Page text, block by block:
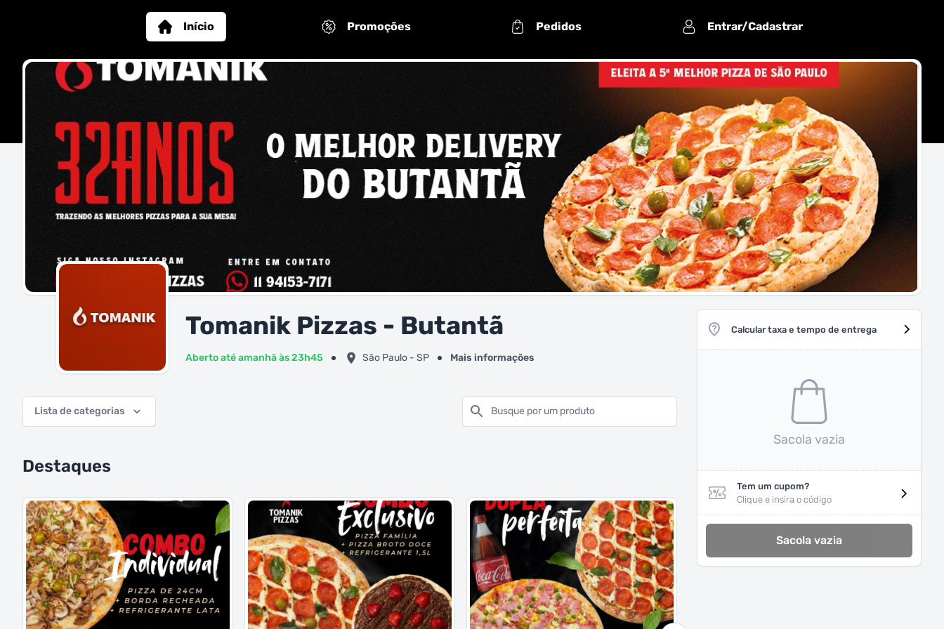
Início Promoções Pedidos Entrar/Cadastrar
Tomanik Pizzas - Butantã
Aberto até amanhã às 23h45 São Paulo - SP Mais informações
Lista de categorias Busque por um produto
Destaques
Calcular taxa e tempo de entrega
Sacola vazia
Tem um cupom?
Clique e insira o código
Sacola vazia